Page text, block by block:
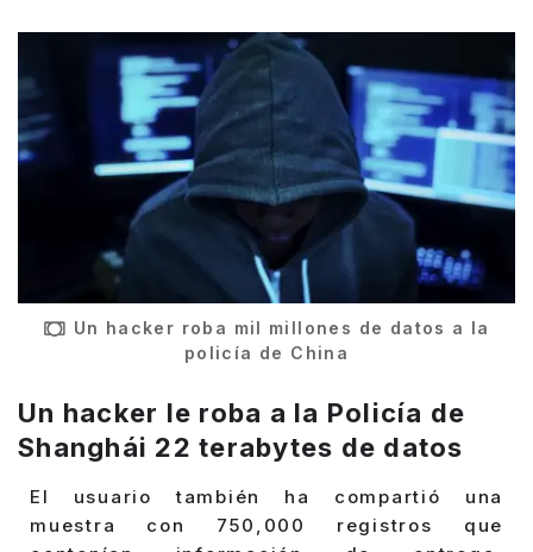
Un hacker roba mil millones de datos a la
policía de China
Un hacker le roba a la Policía de
Shanghái 22 terabytes de datos
El usuario también ha compartió una
muestra con 750,000 registros que